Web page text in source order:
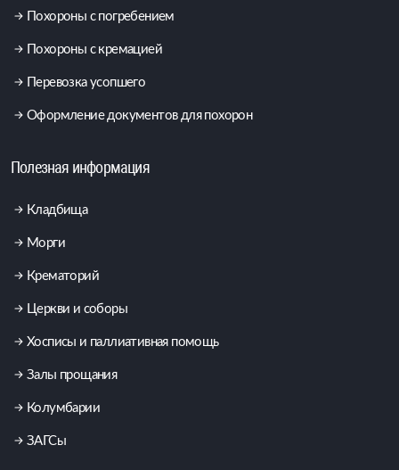
Похороны с погребением
Похороны с кремацией
Перевозка усопшего
Оформление документов для похорон
Полезная информация
Кладбища
Морги
Крематорий
Церкви и соборы
Хосписы и паллиативная помощь
Залы прощания
Колумбарии
ЗАГСы